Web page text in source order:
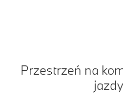
Przestrzeń na